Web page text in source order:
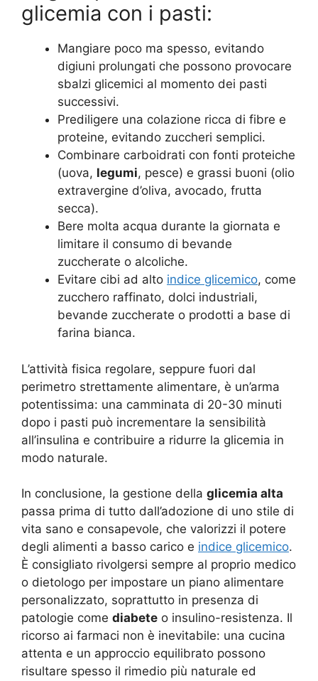
glicemia con i pasti:
Mangiare poco ma spesso, evitando
digiuni prolungati che possono provocare
sbalzi glicemici al momento dei pasti
successivi.
Prediligere una colazione ricca di fibre e
proteine, evitando zuccheri semplici.
Combinare carboidrati con fonti proteiche
(uova, legumi, pesce) e grassi buoni (olio
extravergine d’oliva, avocado, frutta
secca).
Bere molta acqua durante la giornata e
limitare il consumo di bevande
zuccherate o alcoliche.
Evitare cibi ad alto indice glicemico, come
zucchero raffinato, dolci industriali,
bevande zuccherate o prodotti a base di
farina bianca.
L’attività fisica regolare, seppure fuori dal
perimetro strettamente alimentare, è un’arma
potentissima: una camminata di 20-30 minuti
dopo i pasti può incrementare la sensibilità
all’insulina e contribuire a ridurre la glicemia in
modo naturale.
In conclusione, la gestione della glicemia alta
passa prima di tutto dall’adozione di uno stile di
vita sano e consapevole, che valorizzi il potere
degli alimenti a basso carico e indice glicemico.
È consigliato rivolgersi sempre al proprio medico
o dietologo per impostare un piano alimentare
personalizzato, soprattutto in presenza di
patologie come diabete o insulino-resistenza. Il
ricorso ai farmaci non è inevitabile: una cucina
attenta e un approccio equilibrato possono
risultare spesso il rimedio più naturale ed